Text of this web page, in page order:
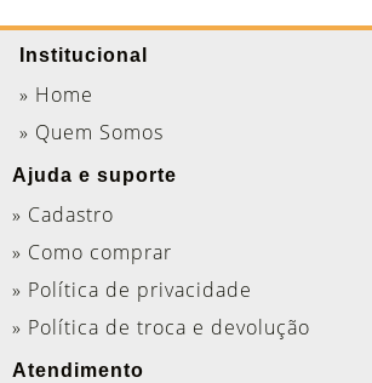
Institucional
» Home
» Quem Somos
Ajuda e suporte
» Cadastro
» Como comprar
» Política de privacidade
» Política de troca e devolução
Atendimento